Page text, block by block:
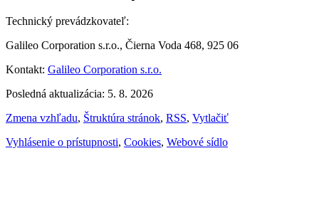
Technický prevádzkovateľ:
Galileo Corporation s.r.o., Čierna Voda 468, 925 06
Kontakt: Galileo Corporation s.r.o.
Posledná aktualizácia: 5. 8. 2026
Zmena vzhľadu, Štruktúra stránok, RSS, Vytlačiť
Vyhlásenie o prístupnosti, Cookies, Webové sídlo